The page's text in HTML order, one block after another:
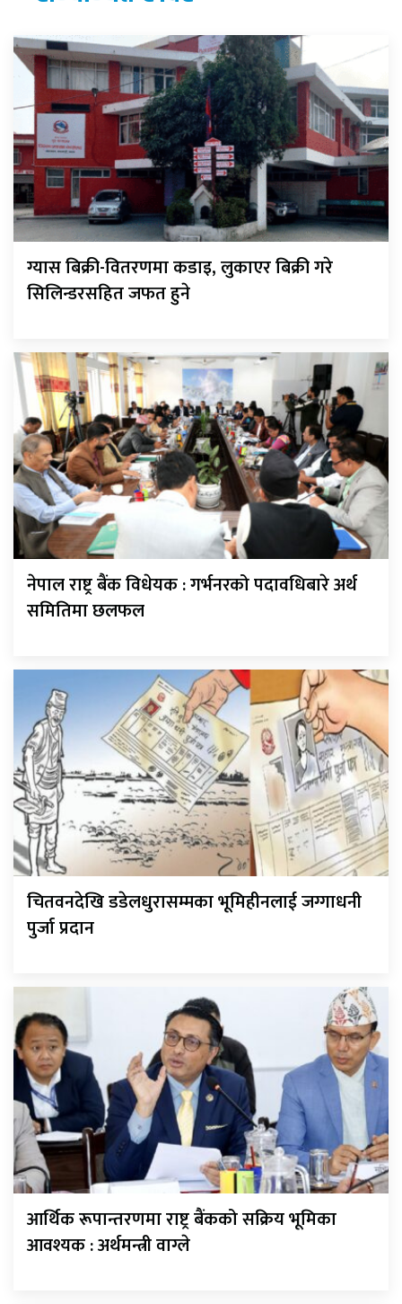
ग्यास बिक्री-वितरणमा कडाइ, लुकाएर बिक्री गरे
सिलिन्डरसहित जफत हुने
नेपाल राष्ट्र बैंक विधेयक : गर्भनरको पदावधिबारे अर्थ
समितिमा छलफल
चितवनदेखि डडेलधुरासम्मका भूमिहीनलाई जग्गाधनी
पुर्जा प्रदान
आर्थिक रूपान्तरणमा राष्ट्र बैंकको सक्रिय भूमिका
आवश्यक : अर्थमन्त्री वाग्ले